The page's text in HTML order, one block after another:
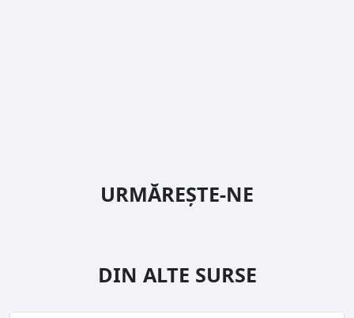
URMĂREȘTE-NE
DIN ALTE SURSE